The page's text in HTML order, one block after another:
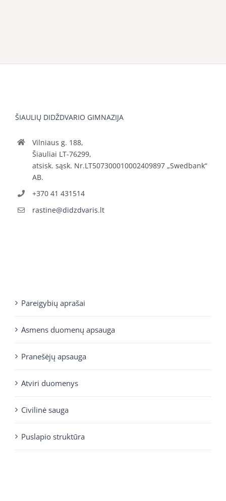
ŠIAULIŲ DIDŽDVARIO GIMNAZIJA
Vilniaus g. 188,
Šiauliai LT-76299,
atsisk. sąsk. Nr.LT507300010002409897 „Swedbank“
AB.
+370 41 431514
rastine@didzdvaris.lt
Pareigybių aprašai
Asmens duomenų apsauga
Pranešėjų apsauga
Atviri duomenys
Civilinė sauga
Puslapio struktūra